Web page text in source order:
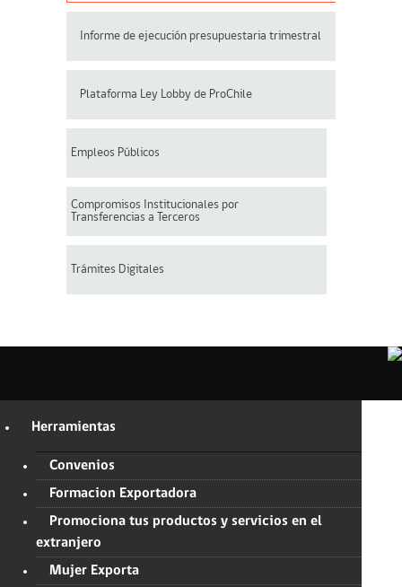
Informe de ejecución presupuestaria trimestral
Plataforma Ley Lobby de ProChile
Empleos Públicos
Compromisos Institucionales por
Transferencias a Terceros
Trámites Digitales
Herramientas
Convenios
Formacion Exportadora
Promociona tus productos y servicios en el
extranjero
Mujer Exporta